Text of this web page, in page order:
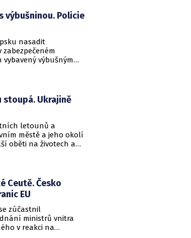
výbušninou. Policie
nasadit
výbušným
stoupá. Ukrajině
letounů a
městě a jeho okolí
oběti na životech a
Ceutě. Česko
EU
zúčastnil
ministrů vnitra
v reakci na